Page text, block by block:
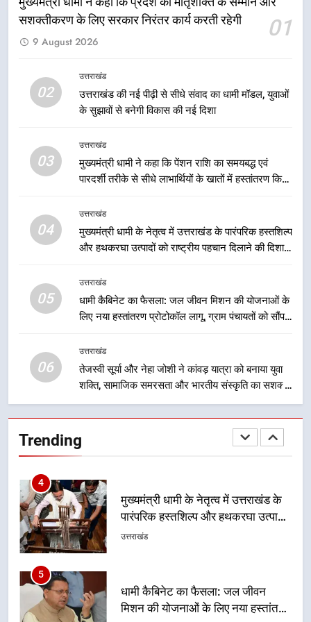
सशक्तीकरण के लिए सरकार निरंतर कार्य करती रहेगी
01
9 August 2026
02
उत्तराखंड
उत्तराखंड की नई पीढ़ी से सीधे संवाद का धामी मॉडल, युवाओं
के सुझावों से बनेगी विकास की नई दिशा
03
उत्तराखंड
मुख्यमंत्री धामी ने कहा कि पेंशन राशि का समयबद्ध एवं
पारदर्शी तरीके से सीधे लाभार्थियों के खातों में हस्तांतरण किया
लाभ मिल रहा है
04
उत्तराखंड
मुख्यमंत्री धामी के नेतृत्व में उत्तराखंड के पारंपरिक हस्तशिल्प
और हथकरघा उत्पादों को राष्ट्रीय पहचान दिलाने की दिशा में
05
उत्तराखंड
धामी कैबिनेट का फैसला: जल जीवन मिशन की योजनाओं के
लिए नया हस्तांतरण प्रोटोकॉल लागू, ग्राम पंचायतों को सौंपने
06
उत्तराखंड
तेजस्वी सूर्या और नेहा जोशी ने कांवड़ यात्रा को बनाया युवा
शक्ति, सामाजिक समरसता और भारतीय संस्कृति का सशक्त
संदेश
Trending
8
लिए सरकार निरंतर कार्य करती रहेगी
उत्तराखंड
उत्तराखंड की नई पीढ़ी से सीधे संवाद का
धामी मॉडल, युवाओं के सुझावों से बनेगी
3
मुख्यमंत्री धामी ने कहा कि पेंशन राशि का
रहा है, जिससे पात्र लोगों को सरकारी
योजनाओं का सीधे लाभ मिल रहा है
पारंपरिक हस्तशिल्प और हथकरघा उत्पादों
को राष्ट्रीय पहचान दिलाने की दिशा में
5
धामी कैबिनेट का फैसला: जल जीवन
मिशन की योजनाओं के लिए नया हस्तांतरण
प्रोटोकॉल लागू, ग्राम पंचायतों को सौंपने
उत्तराखंड
6
तेजस्वी सूर्या और नेहा जोशी ने कांवड़
यात्रा को बनाया युवा शक्ति, सामाजिक